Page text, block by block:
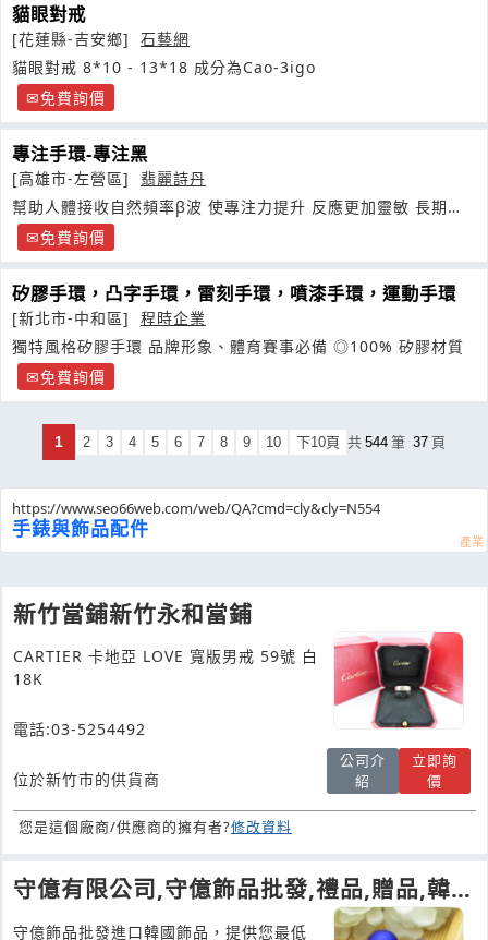
貓眼對戒
[花蓮縣-吉安鄉]
石藝網
貓眼對戒 8*10 - 13*18 成分為Cao-3igo
免費詢價
專注手環-專注黑
[高雄市-左營區]
翡麗詩丹
幫助人體接收自然頻率β波 使專注力提升 反應更加靈敏 長期使
用可提升整體性能表現
免費詢價
矽膠手環，凸字手環，雷刻手環，噴漆手環，運動手環
[新北市-中和區]
程時企業
獨特風格矽膠手環 品牌形象、體育賽事必備 ◎100% 矽膠材質
免費詢價
1 2 3 4 5 6 7 8 9 10 下10頁 共 544 筆 37 頁
https://www.seo66web.com/web/QA?cmd=cly&cly=N554
手錶與飾品配件
新竹當鋪新竹永和當鋪
CARTIER 卡地亞 LOVE 寬版男戒 59號 白
18K
電話:03-5254492
位於新竹市的供貨商
公司介
紹
立即詢
價
您是這個廠商/供應商的擁有者?修改資料
守億有限公司,守億飾品批發,禮品,贈品,韓國
飾品客製化定製,台中飾品批發工廠直營
守億飾品批發進口韓國飾品，提供您最低